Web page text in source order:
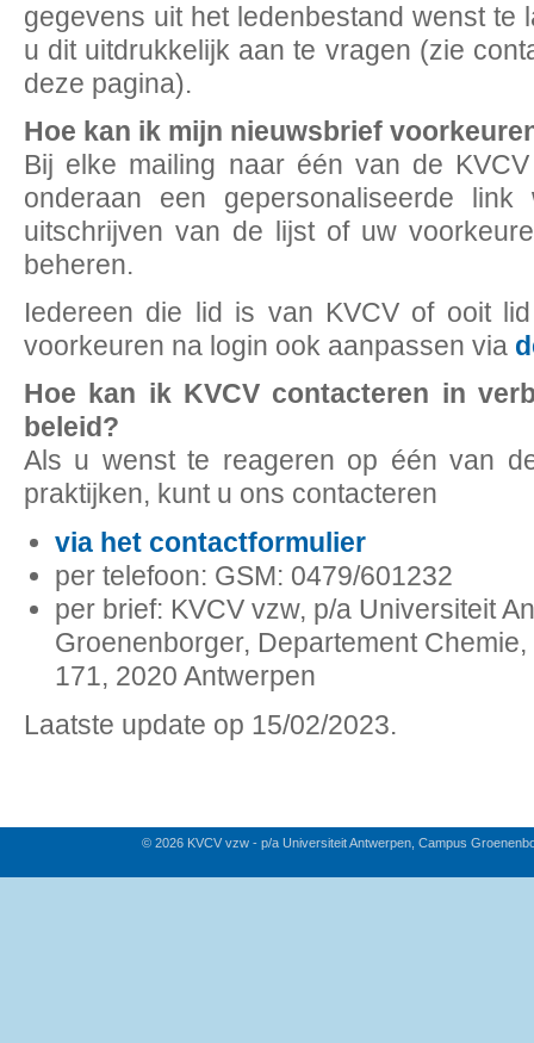
gegevens uit het ledenbestand wenst te
u dit uitdrukkelijk aan te vragen (zie
deze pagina).
Hoe kan ik mijn nieuwsbrief
Bij elke mailing naar één van de
onderaan een gepersonaliseerde
uitschrijven van de lijst of uw
beheren.
Iedereen die lid is van KVCV of ooit
voorkeuren na login ook aanpassen via
Hoe kan ik KVCV contacteren in
beleid?
Als u wenst te reageren op één van
praktijken, kunt u ons contacteren
via het contactformulier
per telefoon: GSM: 0479/601232
per brief: KVCV vzw, p/a Universiteit
Groenenborger, Departement
171, 2020 Antwerpen
Laatste update op 15/02/2023.
© 2026 KVCV vzw - p/a Universiteit Antwerpen, Campus